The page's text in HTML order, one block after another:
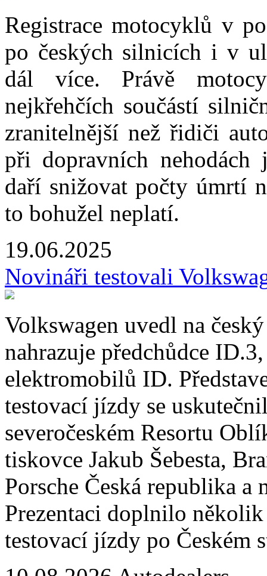
Registrace motocyklů v
po českých silnicích i v
dál více. Právě
nejkřehčích součástí
zranitelnější než řidiči
při dopravních
daří snižovat počty úmrtí
to bohužel neplatí.
19.06.2025
Novináři testovali
Volkswagen uvedl na
nahrazuje předchůdce
elektromobilů ID.
testovací jízdy se
severočeském Resortu
tiskovce Jakub Šebesta,
Porsche Česká republika
Prezentaci doplnilo
testovací jízdy po Českém